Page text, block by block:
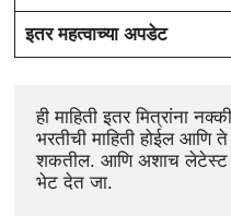
इतर महत्वाच्या अपडेट
ही माहिती इतर मित्रांना
भरतीची माहिती होईल आणि
शकतील. आणि अशाच लेटेस्ट
भेट देत जा.